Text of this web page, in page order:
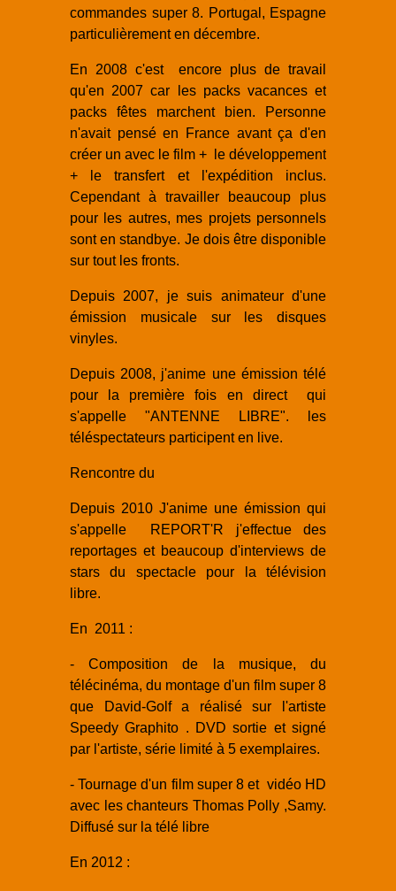
commandes super 8. Portugal, Espagne
particulièrement en décembre.
En 2008 c'est encore plus de travail
qu'en 2007 car les packs vacances et
packs fêtes marchent bien. Personne
n'avait pensé en France avant ça d'en
créer un avec le film + le développement
+ le transfert et l'expédition inclus.
Cependant à travailler beaucoup plus
pour les autres, mes projets personnels
sont en standbye. Je dois être disponible
sur tout les fronts.
Depuis 2007, je suis animateur d'une
émission musicale sur les disques
vinyles.
Depuis 2008, j'anime une émission télé
pour la première fois en direct qui
s'appelle "ANTENNE LIBRE". les
téléspectateurs participent en live.
Rencontre du
Depuis 2010 J'anime une émission qui
s'appelle REPORT'R j'effectue des
reportages et beaucoup d'interviews de
stars du spectacle pour la télévision
libre.
En 2011 :
- Composition de la musique, du
télécinéma, du montage d'un film super 8
que David-Golf a réalisé sur l'artiste
Speedy Graphito . DVD sortie et signé
par l'artiste, série limité à 5 exemplaires.
- Tournage d'un film super 8 et vidéo HD
avec les chanteurs Thomas Polly ,Samy.
Diffusé sur la télé libre
En 2012 :